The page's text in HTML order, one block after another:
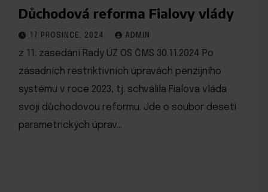
Důchodová reforma Fialovy vlády
17 PROSINCE, 2024 ADMIN
z 11. zasedání Rady ÚZ OS ČMS 30.11.2024 Po
zásadních restriktivních úpravách penzijního
systému v roce 2023, tj. schválila Fialova vláda
svoji důchodovou reformu. Jde o soubor deseti
parametrických úprav…